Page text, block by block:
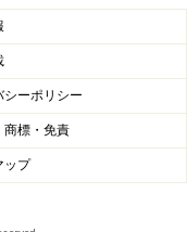
シーポリシー
商標・免責
ップ